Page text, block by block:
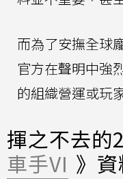
而為了安撫全球
官方在聲明中強
的組織營運或玩
揮之不去的
車手VI 》